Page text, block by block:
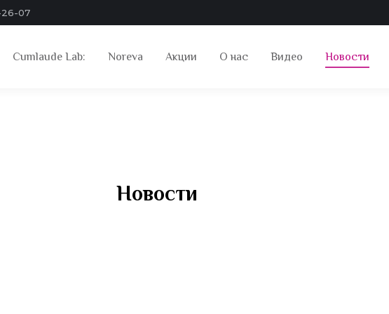
26-07
Cumlaude Lab: Noreva Акции О нас Видео Новости
Новости